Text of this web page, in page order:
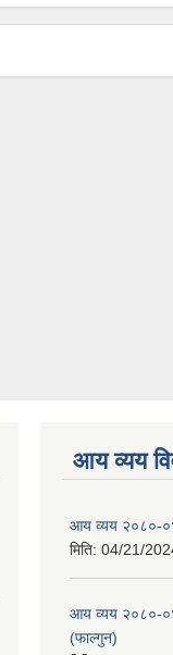
आय व्यय
आय व्यय २०८०-
मिति: 04/21/
आय व्यय २०८०-
(फाल्गुन)